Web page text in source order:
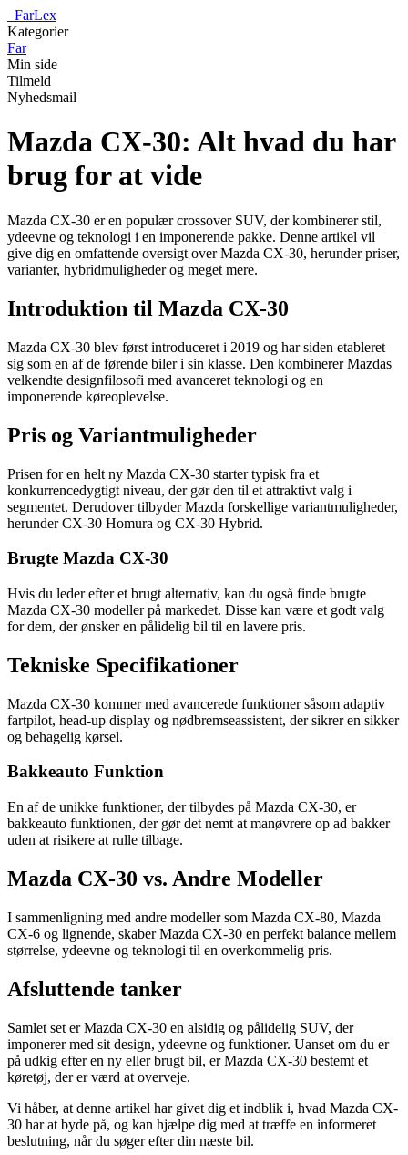
FarLex
Kategorier
Far
Min side
Tilmeld
Nyhedsmail
Mazda CX-30: Alt hvad du har
brug for at vide
Mazda CX-30 er en populær crossover SUV, der kombinerer stil,
ydeevne og teknologi i en imponerende pakke. Denne artikel vil
give dig en omfattende oversigt over Mazda CX-30, herunder priser,
varianter, hybridmuligheder og meget mere.
Introduktion til Mazda CX-30
Mazda CX-30 blev først introduceret i 2019 og har siden etableret
sig som en af ​​de førende biler i sin klasse. Den kombinerer Mazdas
velkendte designfilosofi med avanceret teknologi og en
imponerende køreoplevelse.
Pris og Variantmuligheder
Prisen for en helt ny Mazda CX-30 starter typisk fra et
konkurrencedygtigt niveau, der gør den til et attraktivt valg i
segmentet. Derudover tilbyder Mazda forskellige variantmuligheder,
herunder CX-30 Homura og CX-30 Hybrid.
Brugte Mazda CX-30
Hvis du leder efter et brugt alternativ, kan du også finde brugte
Mazda CX-30 modeller på markedet. Disse kan være et godt valg
for dem, der ønsker en pålidelig bil til en lavere pris.
Tekniske Specifikationer
Mazda CX-30 kommer med avancerede funktioner såsom adaptiv
fartpilot, head-up display og nødbremseassistent, der sikrer en sikker
og behagelig kørsel.
Bakkeauto Funktion
En af de unikke funktioner, der tilbydes på Mazda CX-30, er
bakkeauto funktionen, der gør det nemt at manøvrere op ad bakker
uden at risikere at rulle tilbage.
Mazda CX-30 vs. Andre Modeller
I sammenligning med andre modeller som Mazda CX-80, Mazda
CX-6 og lignende, skaber Mazda CX-30 en perfekt balance mellem
størrelse, ydeevne og teknologi til en overkommelig pris.
Afsluttende tanker
Samlet set er Mazda CX-30 en alsidig og pålidelig SUV, der
imponerer med sit design, ydeevne og funktioner. Uanset om du er
på udkig efter en ny eller brugt bil, er Mazda CX-30 bestemt et
køretøj, der er værd at overveje.
Vi håber, at denne artikel har givet dig et indblik i, hvad Mazda CX-
30 har at byde på, og kan hjælpe dig med at træffe en informeret
beslutning, når du søger efter din næste bil.